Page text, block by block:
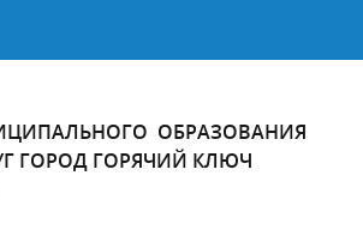
ОБРАЗОВАНИЯ
ГОРОД ГОРЯЧИЙ КЛЮЧ